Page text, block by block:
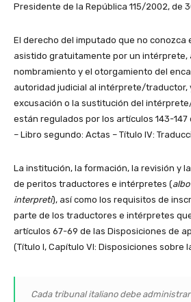
Presidente de la República 115/2002, de
El derecho del imputado que no conozca
asistido gratuitamente por un intérprete,
nombramiento y el otorgamiento del
autoridad judicial al intérprete/traductor,
excusación o la sustitución del
están regulados por los artículos 143-147
– Libro segundo: Actas – Título IV:
La institución, la formación, la revisión y
de peritos traductores e intérpretes (
interpreti), así como los requisitos de
parte de los traductores e intérpretes
artículos 67-69 de las Disposiciones de
(Título I, Capítulo VI: Disposiciones sobre
Cada tribunal italiano debe